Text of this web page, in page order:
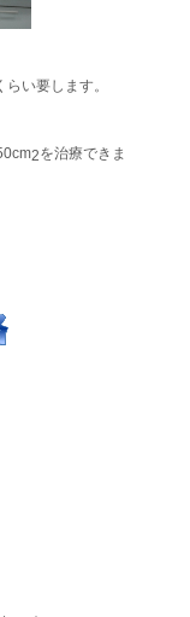
い要します。
2を治療できま